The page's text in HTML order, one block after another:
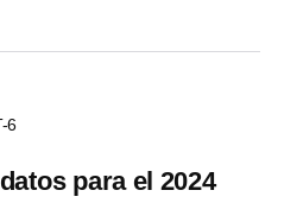
6
para el 2024